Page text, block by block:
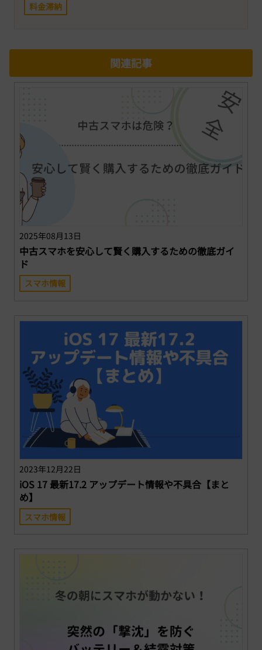
料金滞納
関連記事
2025年08月13日
中古スマホを安心して賢く購入するための徹底ガイ
ド
スマホ情報
2023年12月22日
iOS 17 最新17.2 アップデート情報や不具合【まと
め】
スマホ情報